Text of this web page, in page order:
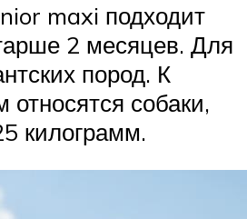
maxi подходит
2 месяцев. Для
пород. К
относятся собаки,
килограмм.